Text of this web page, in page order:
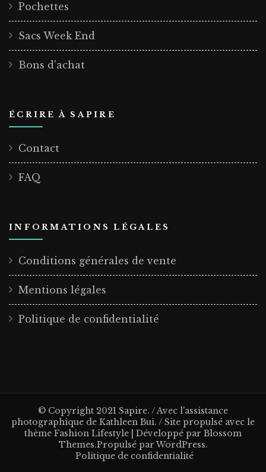
Pochettes
Sacs Week End
Bons d'achat
ÉCRIRE À SAPIRE
Contact
FAQ
INFORMATIONS LÉGALES
Conditions générales de vente
Mentions légales
Politique de confidentialité
© Copyright 2021 Sapire. / Avec l'assistance
photographique de Kathleen Bui. / Site propulsé avec le
thème Fashion Lifestyle | Développé par Blossom
Themes.Propulsé parWordPress.
Politique de confidentialité